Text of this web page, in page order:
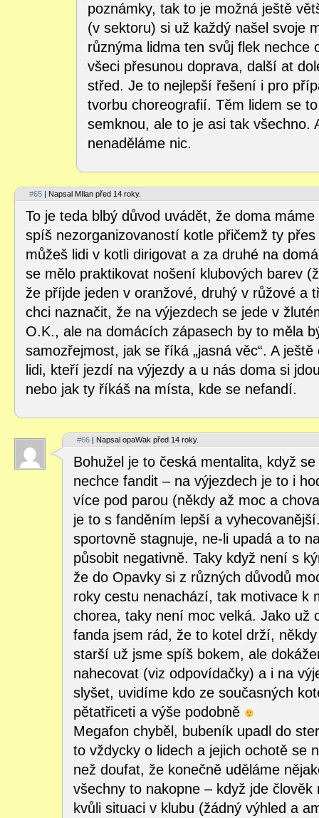
poznámky, tak to je možná ještě
(v sektoru) si už každý našel svoje
různýma lidma ten svůj flek nechce
všeci přesunou doprava, další at
střed. Je to nejlepší řešení i pro
tvorbu choreografií. Těm lidem se
semknou, ale to je asi tak všechno.
nenaděláme nic.
#65 | Napsal MIlan před 14 roky.
To je teda blbý důvod uvádět, že doma
spíš nezorganizovaností kotle přičemž ty
můžeš lidi v kotli dirigovat a za druhé na
se mělo praktikovat nošení klubových barev
že příjde jeden v oranžové, druhý v růžové a
chci naznačit, že na výjezdech se jede v
O.K., ale na domácích zápasech by to měla
samozřejmost, jak se říká „jasná věc“. A
lidi, kteří jezdí na výjezdy a u nás doma si
nebo jak ty říkáš na místa, kde se nefandí.
#66 | Napsal opaWak před 14 roky.
Bohužel je to česká mentalita, když
nechce fandit – na výjezdech je to i
více pod parou (někdy až moc a
je to s fanděním lepší a
sportovně stagnuje, ne-li upadá a to
působit negativně. Taky když není s
že do Opavky si z různých důvodů
roky cestu nenachází, tak motivace k
chorea, taky není moc velká. Jako už
fanda jsem rád, že to kotel drží,
starší už jsme spíš bokem, ale
nahecovat (viz odpovídačky) a i na
slyšet, uvidíme kdo ze současných
pětatřiceti a výše podobně
Megafon chyběl, bubeník upadl do
to vždycky o lidech a jejich ochotě se
než doufat, že konečně uděláme
všechny to nakopne – když jde
kvůli situaci v klubu (žádný výhled a